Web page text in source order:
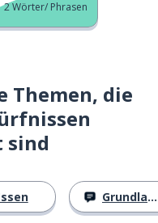
2Wörter/ Phrasen
Themen, die
sind
Grundlagen